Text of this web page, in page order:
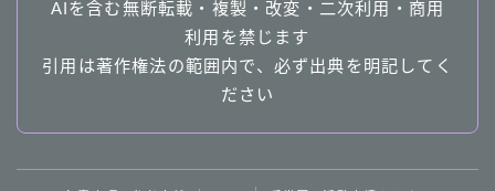
AIを含む無断転載・複製・改変・二次利用・商用
利用を禁じます
引用は著作権法の範囲内で、必ず出典を明記してく
ださい